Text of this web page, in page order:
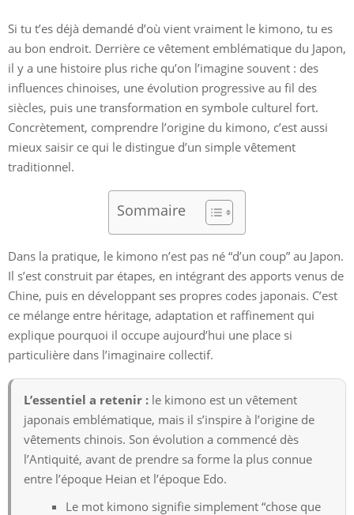
Si tu t’es déjà demandé d’où vient vraiment le kimono, tu es
au bon endroit. Derrière ce vêtement emblématique du Japon,
il y a une histoire plus riche qu’on l’imagine souvent : des
influences chinoises, une évolution progressive au fil des
siècles, puis une transformation en symbole culturel fort.
Concrètement, comprendre l’origine du kimono, c’est aussi
mieux saisir ce qui le distingue d’un simple vêtement
traditionnel.
Sommaire
Dans la pratique, le kimono n’est pas né “d’un coup” au Japon.
Il s’est construit par étapes, en intégrant des apports venus de
Chine, puis en développant ses propres codes japonais. C’est
ce mélange entre héritage, adaptation et raffinement qui
explique pourquoi il occupe aujourd’hui une place si
particulière dans l’imaginaire collectif.
L’essentiel a retenir : le kimono est un vêtement
japonais emblématique, mais il s’inspire à l’origine de
vêtements chinois. Son évolution a commencé dès
l’Antiquité, avant de prendre sa forme la plus connue
entre l’époque Heian et l’époque Edo.
Le mot kimono signifie simplement “chose que